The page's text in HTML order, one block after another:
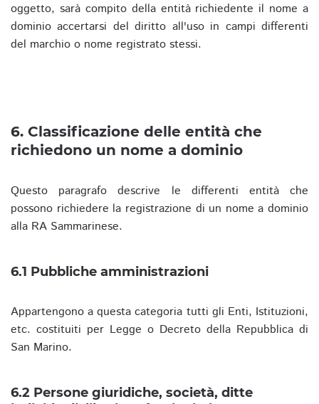
oggetto, sarà compito della entità richiedente il nome a
dominio accertarsi del diritto all'uso in campi differenti
del marchio o nome registrato stessi.
6. Classificazione delle entità che
richiedono un nome a dominio
Questo paragrafo descrive le differenti entità che
possono richiedere la registrazione di un nome a dominio
alla RA Sammarinese.
6.1 Pubbliche amministrazioni
Appartengono a questa categoria tutti gli Enti, Istituzioni,
etc. costituiti per Legge o Decreto della Repubblica di
San Marino.
6.2 Persone giuridiche, società, ditte